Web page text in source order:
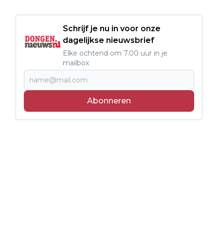
Schrijf je nu in voor onze
dagelijkse nieuwsbrief
Elke ochtend om 7.00 uur in je
mailbox
Abonneren